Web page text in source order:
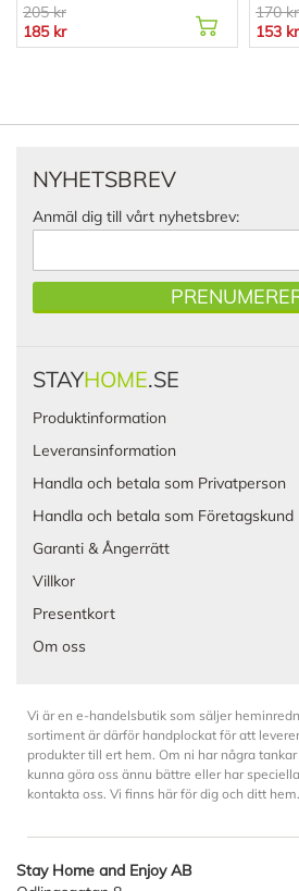
205 kr
185 kr
170 kr
153 kr
NYHETSBREV
Anmäl dig till vårt nyhetsbrev:
STAYHOME.SE
Produktinformation
Leveransinformation
Handla och betala som Privatperson
Handla och betala som Företagskund
Garanti & Ångerrätt
Villkor
Presentkort
Om oss
Vi är en e-handelsbutik som säljer
sortiment är därför handplockat för att
produkter till ert hem. Om ni har några
kunna göra oss ännu bättre eller har
kontakta oss. Vi finns här för dig och ditt hem.
Stay Home and Enjoy AB